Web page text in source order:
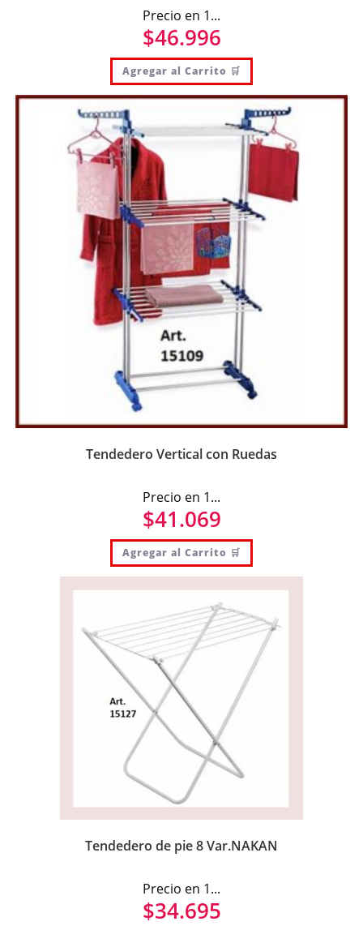
Precio en 1...
$46.996
Agregar al Carrito 🛒
Tendedero Vertical con Ruedas
Precio en 1...
$41.069
Agregar al Carrito 🛒
Tendedero de pie 8 Var.NAKAN
Precio en 1...
$34.695